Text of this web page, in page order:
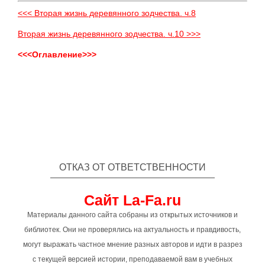
<<< Вторая жизнь деревянного зодчества. ч.8
Вторая жизнь деревянного зодчества. ч.10 >>>
<<<Оглавление>>>
ОТКАЗ ОТ ОТВЕТСТВЕННОСТИ
Сайт La-Fa.ru
Материалы данного сайта собраны из открытых источников и
библиотек. Они не проверялись на актуальность и правдивость,
могут выражать частное мнение разных авторов и идти в разрез
с текущей версией истории, преподаваемой вам в учебных